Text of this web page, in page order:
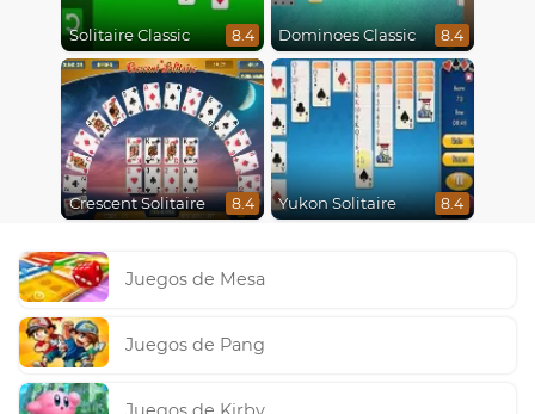
Solitaire Classic 8.4 Dominoes Classic 8.4
Crescent Solitaire 8.4 Yukon Solitaire 8.4
Juegos de Mesa
Juegos de Pang